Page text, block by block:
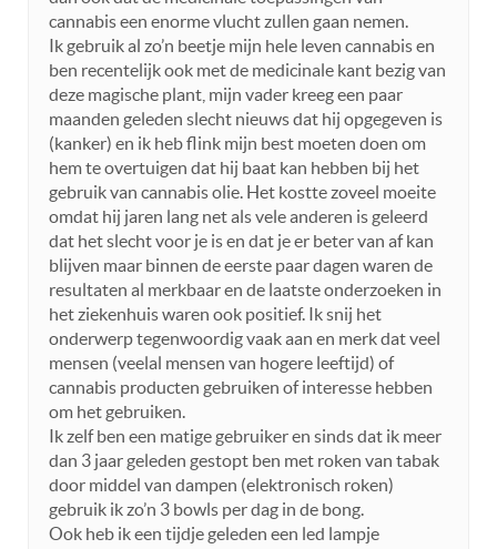
cannabis een enorme vlucht zullen gaan nemen.
Ik gebruik al zo’n beetje mijn hele leven cannabis en
ben recentelijk ook met de medicinale kant bezig van
deze magische plant, mijn vader kreeg een paar
maanden geleden slecht nieuws dat hij opgegeven is
(kanker) en ik heb flink mijn best moeten doen om
hem te overtuigen dat hij baat kan hebben bij het
gebruik van cannabis olie. Het kostte zoveel moeite
omdat hij jaren lang net als vele anderen is geleerd
dat het slecht voor je is en dat je er beter van af kan
blijven maar binnen de eerste paar dagen waren de
resultaten al merkbaar en de laatste onderzoeken in
het ziekenhuis waren ook positief. Ik snij het
onderwerp tegenwoordig vaak aan en merk dat veel
mensen (veelal mensen van hogere leeftijd) of
cannabis producten gebruiken of interesse hebben
om het gebruiken.
Ik zelf ben een matige gebruiker en sinds dat ik meer
dan 3 jaar geleden gestopt ben met roken van tabak
door middel van dampen (elektronisch roken)
gebruik ik zo’n 3 bowls per dag in de bong.
Ook heb ik een tijdje geleden een led lampje